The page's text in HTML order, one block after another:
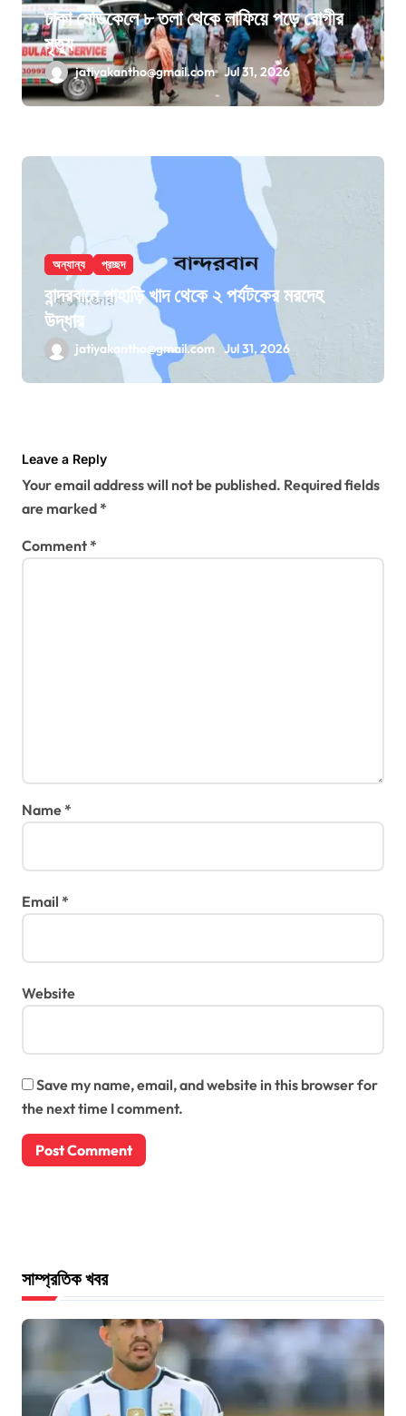
ঢাকা মেডিকেলে ৮ তলা থেকে লাফিয়ে পড়ে রোগীর
মৃত্যু
jatiyakantho@gmail.com Jul 31, 2026
অন্যান্য প্রচ্ছদ
বান্দরবানে পাহাড়ি খাদ থেকে ২ পর্যটকের মরদেহ
উদ্ধার
jatiyakantho@gmail.com Jul 31, 2026
Leave a Reply
Your email address will not be published. Required fields
are marked*
Comment*
Name*
Email *
Website
Save my name, email, and website in this browser for
the next time I comment.
সাম্প্রতিক খবর